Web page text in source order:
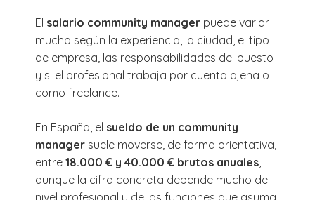
El salario community manager puede variar
mucho según la experiencia, la ciudad, el tipo
de empresa, las responsabilidades del puesto
y si el profesional trabaja por cuenta ajena o
como freelance.
En España, el sueldo de un community
manager suele moverse, de forma orientativa,
entre 18.000 € y 40.000 € brutos anuales
aunque la cifra concreta depende mucho del
nivel profesional y de las funciones que asuma.